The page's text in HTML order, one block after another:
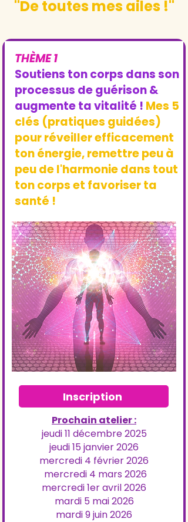
"De toutes mes ailes !"
THÈME 1
Soutiens ton corps dans son
processus de guérison &
augmente ta vitalité ! Mes 5
clés (pratiques guidées)
pour réveiller efficacement
ton énergie, remettre peu à
peu de l'harmonie dans tout
ton corps et favoriser ta
santé !
Inscription
Prochain atelier :
jeudi 11 décembre 2025
jeudi 15 janvier 2026
mercredi 4 février 2026
mercredi 4 mars 2026
mercredi 1er avril 2026
mardi 5 mai 2026
mardi 9 juin 2026